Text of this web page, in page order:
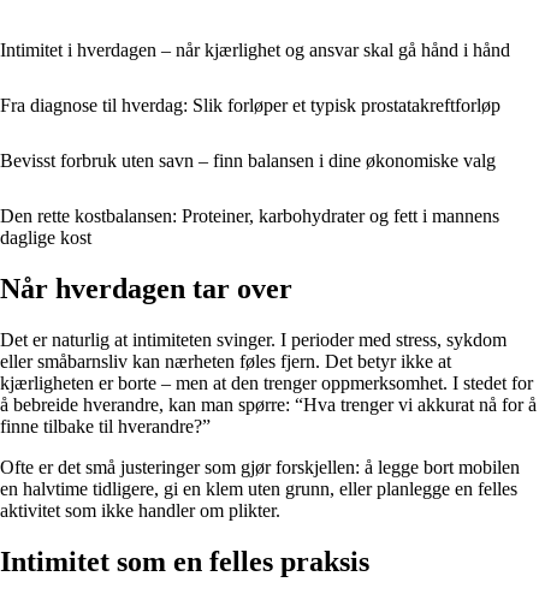
Intimitet i hverdagen – når kjærlighet og ansvar skal gå hånd i hånd
Fra diagnose til hverdag: Slik forløper et typisk prostatakreftforløp
Bevisst forbruk uten savn – finn balansen i dine økonomiske valg
Den rette kostbalansen: Proteiner, karbohydrater og fett i mannens
daglige kost
Når hverdagen tar over
Det er naturlig at intimiteten svinger. I perioder med stress, sykdom
eller småbarnsliv kan nærheten føles fjern. Det betyr ikke at
kjærligheten er borte – men at den trenger oppmerksomhet. I stedet for
å bebreide hverandre, kan man spørre: “Hva trenger vi akkurat nå for å
finne tilbake til hverandre?”
Ofte er det små justeringer som gjør forskjellen: å legge bort mobilen
en halvtime tidligere, gi en klem uten grunn, eller planlegge en felles
aktivitet som ikke handler om plikter.
Intimitet som en felles praksis